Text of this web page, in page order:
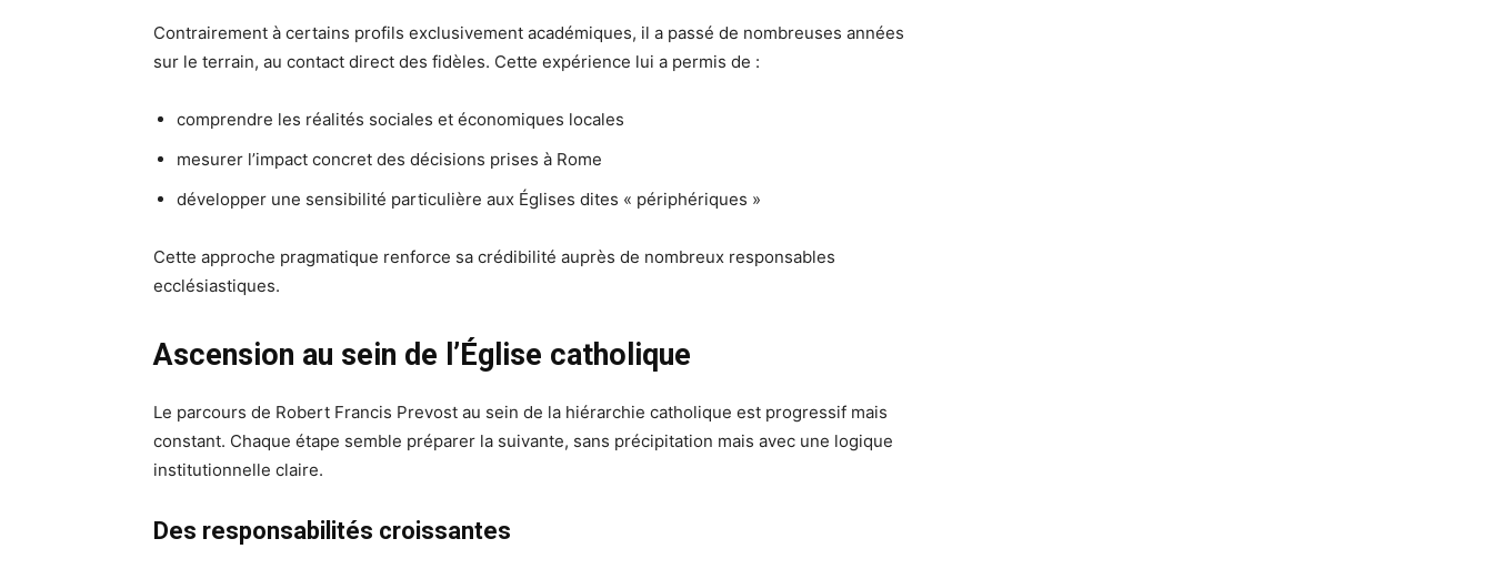
Contrairement à certains profils exclusivement académiques, il a passé de nombreuses années
sur le terrain, au contact direct des fidèles. Cette expérience lui a permis de :
comprendre les réalités sociales et économiques locales
mesurer l’impact concret des décisions prises à Rome
développer une sensibilité particulière aux Églises dites « périphériques »
Cette approche pragmatique renforce sa crédibilité auprès de nombreux responsables
ecclésiastiques.
Ascension au sein de l’Église catholique
Le parcours de Robert Francis Prevost au sein de la hiérarchie catholique est progressif mais
constant. Chaque étape semble préparer la suivante, sans précipitation mais avec une logique
institutionnelle claire.
Des responsabilités croissantes